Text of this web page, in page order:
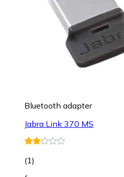
Bluetooth adapter
Jabra Link 370 MS
(1)